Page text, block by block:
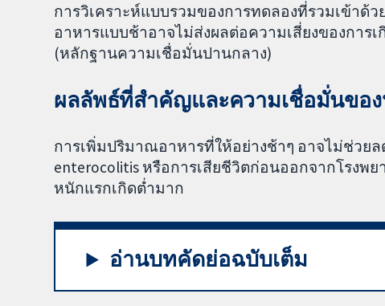
การวิเคราะห์แบบรวมของการทดลองที่รวมเข้าด้
อาหารแบบช้าอาจไม่ส่งผลต่อความเสี่ยงของการเ
(หลักฐานความเชื่อมั่นปานกลาง)
ผลลัพธ์ที่สำคัญและความเชื่อมั่นขอ
การเพิ่มปริมาณอาหารที่ให้อย่างช้าๆ อาจไม่ช่วยล
enterocolitis หรือการเสียชีวิตก่อนออกจากโรง
หนักแรกเกิดต่ำมาก
อ่านบทคัดย่อฉบับเต็ม